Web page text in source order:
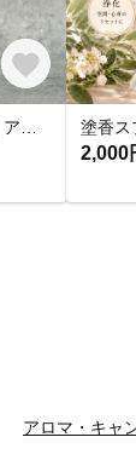
2,000
アロマ・キャ